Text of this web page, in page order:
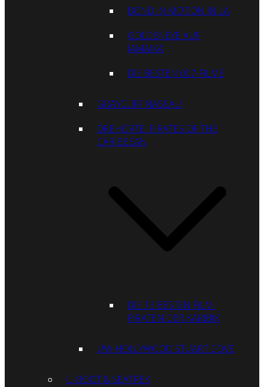
BOND IN MOTION IN LA
GOLDENEYE AUF
JAMAIKA
DIE BESTEN 007-FILME
GRAYCLIFF NASSAU
DREHORTE: PIRATES OF THE
CARIBBEAN
DIE 13 BESTEN FILM-
PIRATEN DER KARIBIK
UW-HOLLYWOOD STUART COVE
U-BOOT & SEATREK